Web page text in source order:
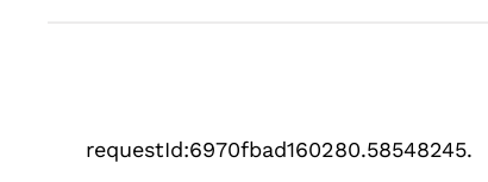
requestId:6970fbad160280.58548245.